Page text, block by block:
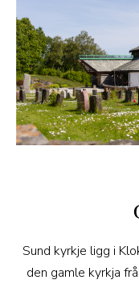
Sund kyrkje ligg i
den gamle kyrkja